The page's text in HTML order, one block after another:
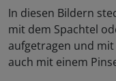
In diesen Bildern
mit dem Spachtel
aufgetragen und
auch mit einem